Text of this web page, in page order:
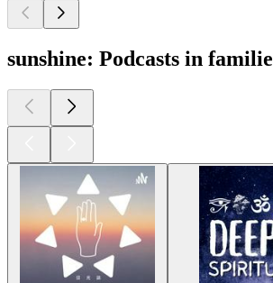
sunshine: Podcasts in familie